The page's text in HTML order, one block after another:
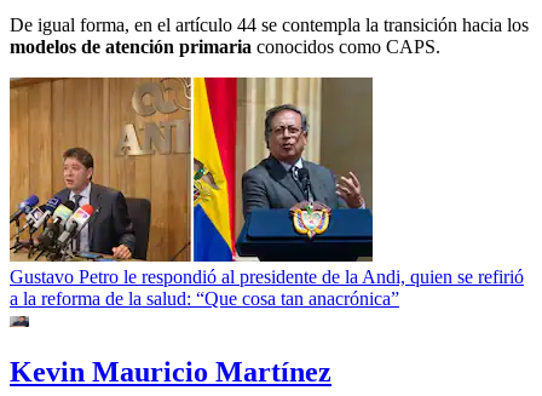
De igual forma, en el artículo 44 se contempla la transición hacia los
modelos de atención primaria conocidos como CAPS.
Gustavo Petro le respondió al presidente de la Andi, quien se refirió
a la reforma de la salud: “Que cosa tan anacrónica”
Kevin Mauricio Martínez